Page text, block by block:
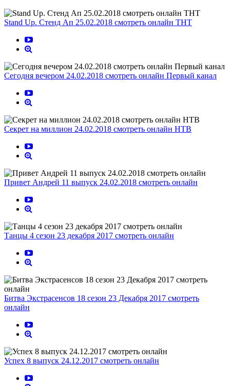
Stand Up. Стенд Ап 25.02.2018 смотреть онлайн ТНТ
Сегодня вечером 24.02.2018 смотреть онлайн Первый канал
Секрет на миллион 24.02.2018 смотреть онлайн НТВ
Привет Андрей 11 выпуск 24.02.2018 смотреть онлайн
Танцы 4 сезон 23 декабря 2017 смотреть онлайн
Битва Экстрасенсов 18 сезон 23 Декабря 2017 смотреть
онлайн
Успех 8 выпуск 24.12.2017 смотреть онлайн